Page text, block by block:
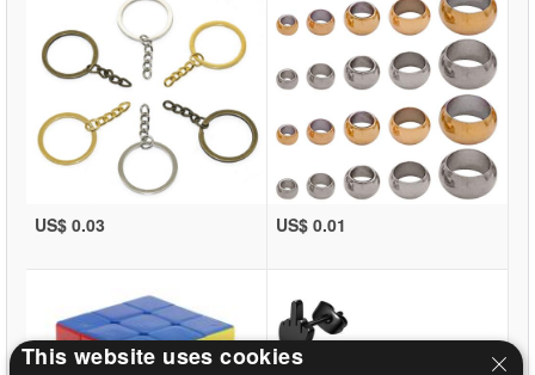
US$ 0.03 US$ 0.01
This website uses cookies